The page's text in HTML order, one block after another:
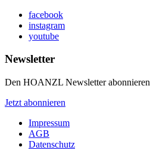
facebook
instagram
youtube
Newsletter
Den HOANZL Newsletter abonnieren
Jetzt abonnieren
Impressum
AGB
Datenschutz